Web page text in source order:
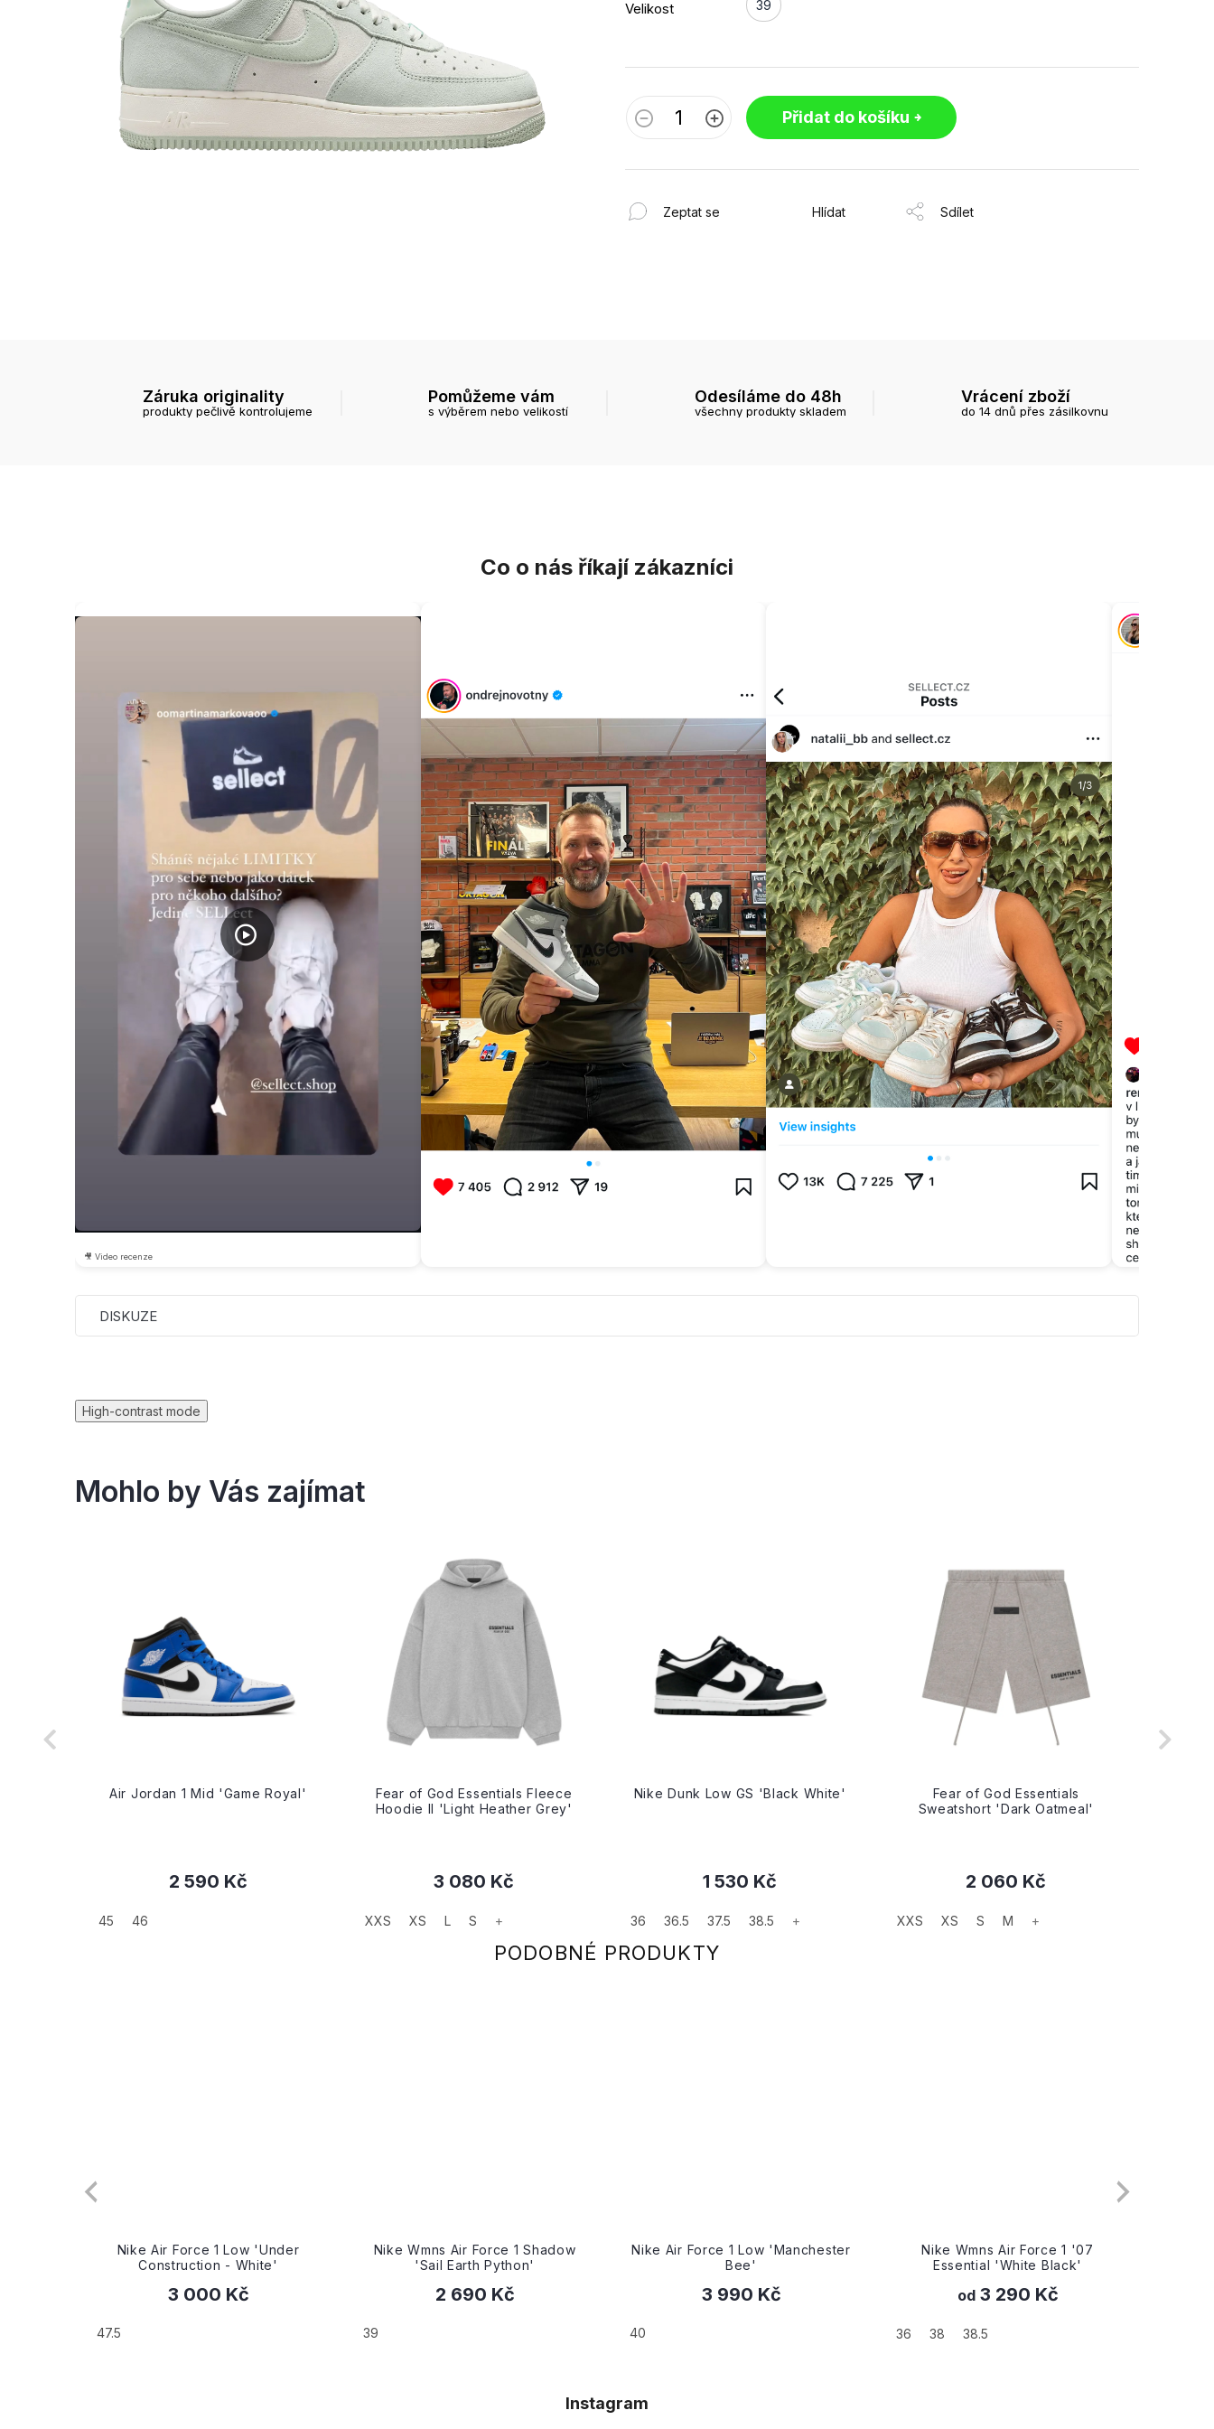
Velikost 39
Přidat do košíku
Zeptat se Hlídat Sdílet
Záruka originality
produkty pečlivě kontrolujeme
Pomůžeme vám
s výběrem nebo velikostí
Odesíláme do 48h
všechny produkty skladem
Vrácení zboží
do 14 dnů přes zásilkovnu
Co o nás říkají zákazníci
🎥 Video recenze
DISKUZE
High-contrast mode
Air Jordan 1 Mid 'Game Royal'
2 590 Kč
45 46
Fear of God Essentials Fleece
Hoodie II 'Light Heather Grey'
3 080 Kč
XXS XS L S +
Nike Dunk Low GS 'Black White'
1 530 Kč
36 36.5 37.5 38.5 +
Fear of God Essentials
Sweatshort 'Dark Oatmeal'
2 060 Kč
XXS XS S M +
Nike Wmns Air Force 1 Shadow
'Sail Earth Python'
2 690 Kč
39
Nike Air Force 1 Low 'Manchester
Bee'
3 990 Kč
40
Nike Wmns Air Force 1 '07
Essential 'White Black'
od3 290 Kč
36
Nike Wmns Air Force 1 '07 'White
Green Glow'
2 990 Kč
38.5
Instagram